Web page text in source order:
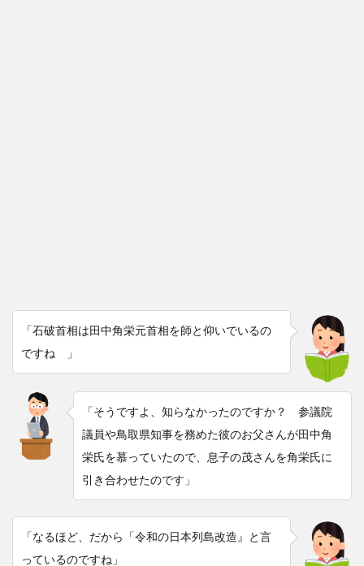
「石破首相は田中角栄元首相を師と仰いでいるの
ですね 」
「そうですよ、知らなかったのですか？ 参議院
議員や鳥取県知事を務めた彼のお父さんが田中角
栄氏を慕っていたので、息子の茂さんを角栄氏に
引き合わせたのです」
「なるほど、だから「令和の日本列島改造』と言
っているのですね」